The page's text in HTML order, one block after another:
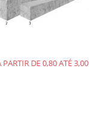
DE 0,80 ATÉ 3,00